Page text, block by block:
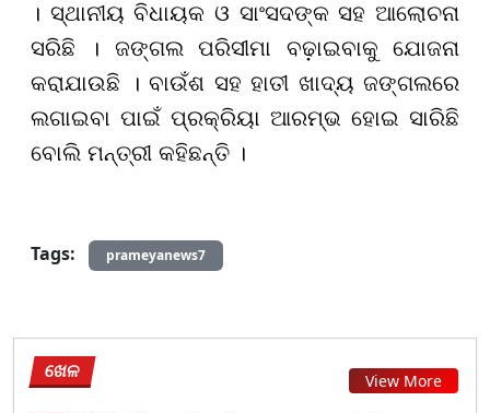
। ସ୍ଥାନୀୟ ବିଧାୟକ ଓ ସାଂସଦଙ୍କ ସହ ଆଲୋଚନା
ସରିଛି । ଜଙ୍ଗଲ ପରିସୀମା ବଢ଼ାଇବାକୁ ଯୋଜନା
କରାଯାଉଛି । ବାଉଁଶ ସହ ହାତୀ ଖାଦ୍ୟ ଜଙ୍ଗଲରେ
ଲଗାଇବା ପାଇଁ ପ୍ରକ୍ରିୟା ଆରମ୍ଭ ହୋଇ ସାରିଛି
ବୋଲି ମନ୍ତ୍ରୀ କହିଛନ୍ତି ।
Tags: prameyanews7
ଖେଳ View More